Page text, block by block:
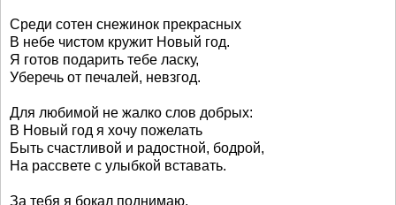
Среди сотен снежинок прекрасных
В небе чистом кружит Новый год.
Я готов подарить тебе ласку,
Уберечь от печалей, невзгод.
Для любимой не жалко слов добрых:
В Новый год я хочу пожелать
Быть счастливой и радостной, бодрой,
На рассвете с улыбкой вставать.
За тебя я бокал поднимаю,